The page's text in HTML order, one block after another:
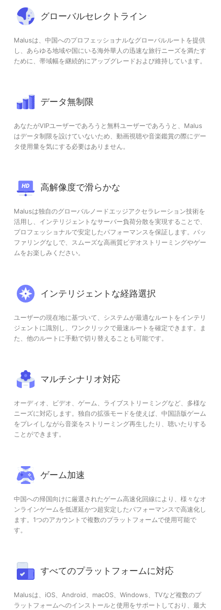
グローバルセレクトライン
Malusは、中国へのプロフェッショナルなグローバルルートを提供
し、あらゆる地域や国にいる海外華人の迅速な旅行ニーズを満たす
ために、帯域幅を継続的にアップグレードおよび維持しています。
データ無制限
あなたがVIPユーザーであろうと無料ユーザーであろうと、Malus
はデータ制限を設けていないため、動画視聴や音楽鑑賞の際にデー
タ使用量を気にする必要はありません。
高解像度で滑らかな
Malusは独自のグローバルノードエッジアクセラレーション技術を
活用し、インテリジェントなサーバー負荷分散を実現することで、
プロフェッショナルで安定したパフォーマンスを保証します。バッ
ファリングなしで、スムーズな高画質ビデオストリーミングやゲー
ムをお楽しみください。
インテリジェントな経路選択
ユーザーの現在地に基づいて、システムが最適なルートをインテリ
ジェントに識別し、ワンクリックで最速ルートを確定できます。ま
た、他のルートに手動で切り替えることも可能です。
マルチシナリオ対応
オーディオ、ビデオ、ゲーム、ライブストリーミングなど、多様な
ニーズに対応します。独自の拡張モードを使えば、中国語版ゲーム
をプレイしながら音楽をストリーミング再生したり、聴いたりする
ことができます。
ゲーム加速
中国への帰国向けに厳選されたゲーム高速化回線により、様々なオ
ンラインゲームを低遅延かつ超安定したパフォーマンスで高速化し
ます。1つのアカウントで複数のプラットフォームで使用可能で
す。
すべてのプラットフォームに対応
Malusは、iOS、Android、macOS、Windows、TVなど複数のプ
ラットフォームへのインストールと使用をサポートしており、最大